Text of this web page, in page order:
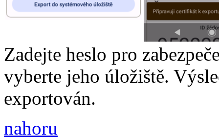
Zadejte heslo pro
vyberte jeho úložiště.
exportován.
nahoru